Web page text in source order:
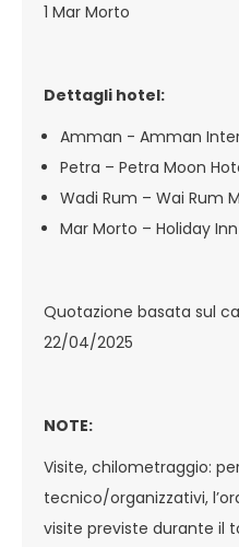
1 Mar Morto
Dettagli hotel:
Amman - Amman
Petra – Petra Moon
Wadi Rum – Wai Rum
Mar Morto – Holiday
Quotazione basata sul
22/04/2025
NOTE:
Visite, chilometraggio:
tecnico/organizzativi,
visite previste durante il